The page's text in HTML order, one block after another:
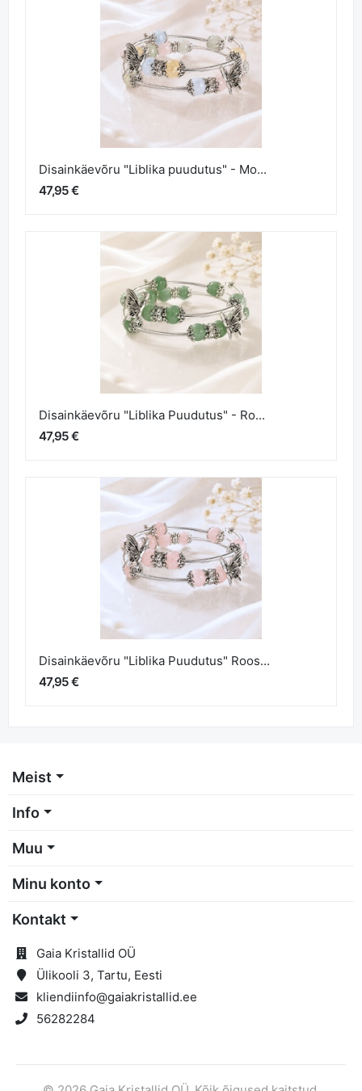
Disainkäevõru "Liblika puudutus" - Mo...
47,95 €
Disainkäevõru "Liblika Puudutus" - Ro...
47,95 €
Disainkäevõru "Liblika Puudutus" Roos...
47,95 €
Meist
Info
Muu
Minu konto
Kontakt
Gaia Kristallid OÜ
Ülikooli 3, Tartu, Eesti
kliendiinfo@gaiakristallid.ee
56282284